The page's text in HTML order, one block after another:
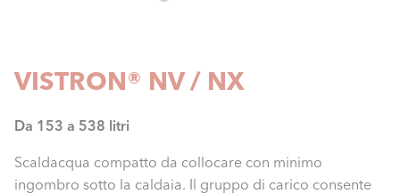
VISTRON® NV / NX
Da 153 a 538 litri
Scaldacqua compatto da collocare con minimo
ingombro sotto la caldaia. Il gruppo di carico consente